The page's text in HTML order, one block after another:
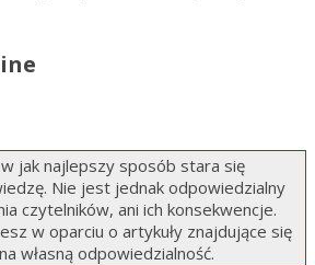
jak najlepszy sposób stara się
Nie jest jednak odpowiedzialny
czytelników, ani ich konsekwencje.
w oparciu o artykuły znajdujące się
własną odpowiedzialność.